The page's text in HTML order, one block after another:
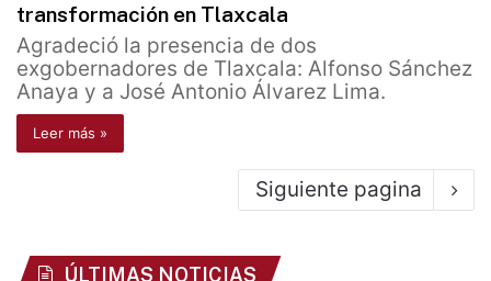
transformación en Tlaxcala
Agradeció la presencia de dos
exgobernadores de Tlaxcala: Alfonso Sánchez
Anaya y a José Antonio Álvarez Lima.
Leer más »
Siguiente pagina
ÚLTIMAS NOTICIAS